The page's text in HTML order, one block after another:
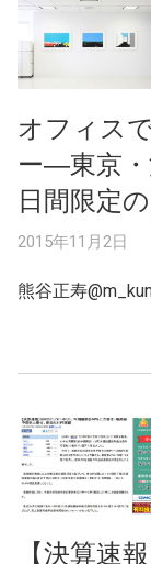
オフィス
ー―東京・
日間限定
2015年11月2日
熊谷正寿
【決算速